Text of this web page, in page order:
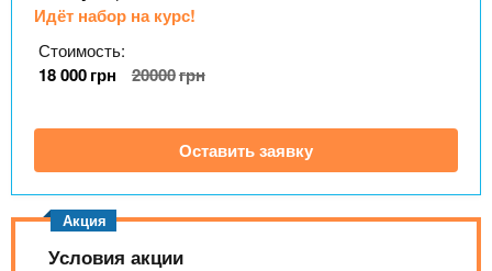
n
s
.
е
н
Онлайн курсы
За рубежом
Идёт набор на курс!
Стоимость:
18 000грн 20000грн
Оставить заявку
Условия акции